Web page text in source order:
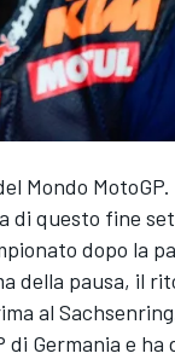
Mondo
di questo fine
dopo la
della pausa, il
al
Germania e